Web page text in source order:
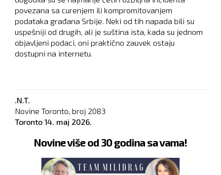
povezana sa curenjem ili kompromitovanjem
podataka građana Srbije. Neki od tih napada bili su
uspešniji od drugih, ali je suština ista, kada su jednom
objavljeni podaci, oni praktično zauvek ostaju
dostupni na internetu.
.N.T.
Novine Toronto, broj 2083
Toronto 14. maj 2026.
Novine više od 30 godina sa vama!